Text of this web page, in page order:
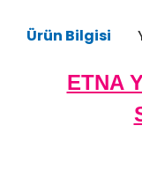
Ürün Bilgisi
ETNA